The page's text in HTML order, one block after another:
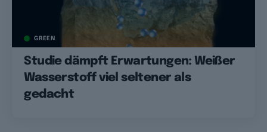
GREEN
Studie dämpft Erwartungen: Weißer
Wasserstoff viel seltener als
gedacht